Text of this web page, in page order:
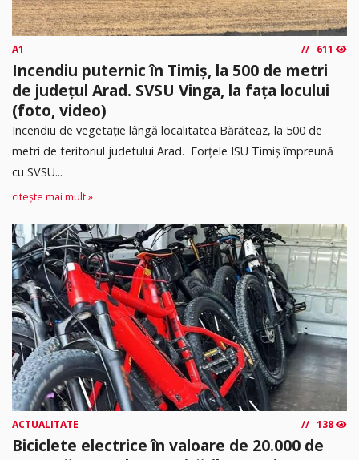
A1 611
Incendiu puternic în Timiș, la 500 de metri
de județul Arad. SVSU Vinga, la fața locului
(foto, video)
Incendiu de vegetație lângă localitatea Bărăteaz, la 500 de
metri de teritoriul judetului Arad. Forțele ISU Timiș împreună
cu SVSU...
citește mai mult »
ACTUALITATE 138
Biciclete electrice în valoare de 20.000 de